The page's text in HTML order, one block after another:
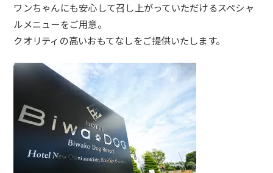
ワンちゃんにも安心して召し上がっていただけるスペシャ
ルメニューをご用意。
クオリティの高いおもてなしをご提供いたします。